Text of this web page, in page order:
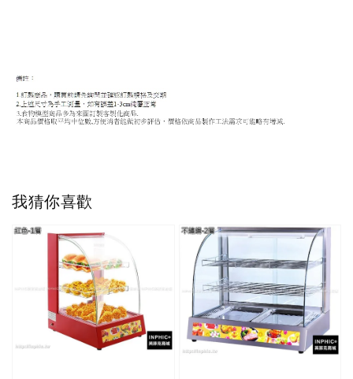
我猜你喜歡